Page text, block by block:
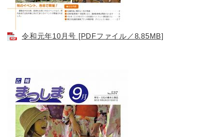
令和元年10月号 [PDFファイル／8.85MB]